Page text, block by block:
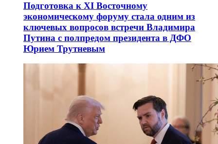
Подготовка к XI Восточному
экономическому форуму стала одним из
ключевых вопросов встречи Владимира
Путина с полпредом президента в ДФО
Юрием Трутневым